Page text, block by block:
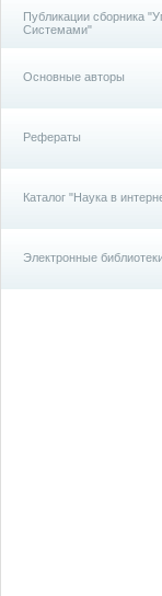
Публикации сборника
Системами"
Основные авторы
Рефераты
Каталог "Наука в
Электронные